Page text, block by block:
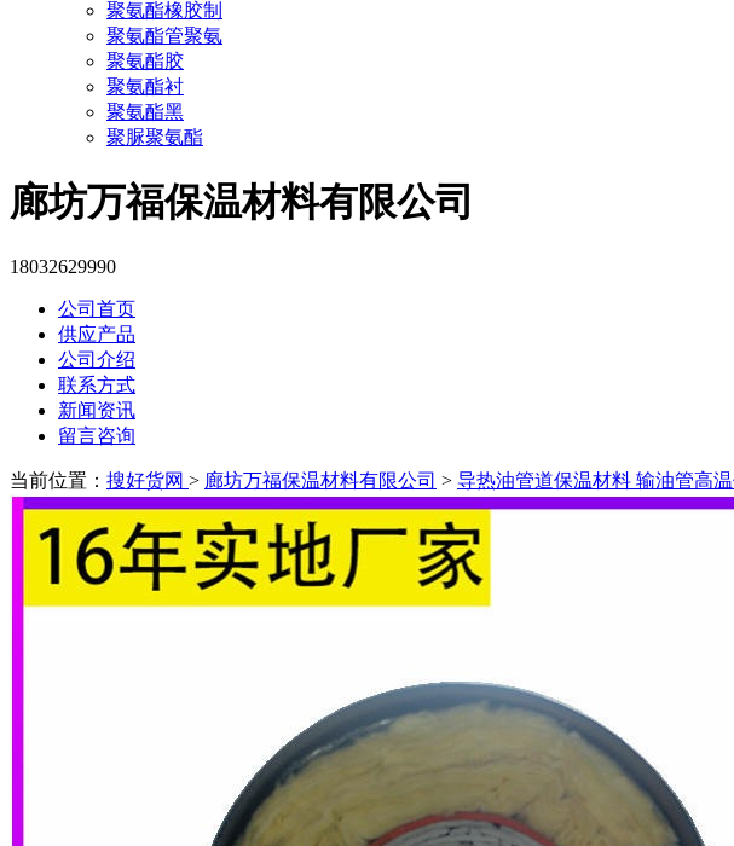
聚氨酯橡胶制
聚氨酯管聚氨
聚氨酯胶
聚氨酯衬
聚氨酯黑
聚脲聚氨酯
廊坊万福保温材料有限公司
18032629990
公司首页
供应产品
公司介绍
联系方式
新闻资讯
留言咨询
当前位置： 搜好货网 > 廊坊万福保温材料有限公司 > 导热油管道保温材料 输油管高